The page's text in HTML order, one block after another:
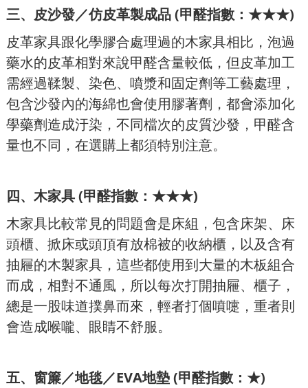
三、 皮沙發／仿皮革製成品 (甲醛指數：★★★)
皮革家具跟化學膠合處理過的木家具相比，泡過
藥水的皮革相對來說甲醛含量較低，但皮革加工
需經過鞣製、染色、噴漿和固定劑等工藝處理，
包含沙發內的海綿也會使用膠著劑，都會添加化
學藥劑造成汙染，不同檔次的皮質沙發，甲醛含
量也不同，在選購上都須特別注意。
四、木家具 (甲醛指數：★★★)
木家具比較常見的問題會是床組，包含床架、床
頭櫃、掀床或頭頂有放棉被的收納櫃，以及含有
抽屜的木製家具，這些都使用到大量的木板組合
而成，相對不通風，所以每次打開抽屜、櫃子，
總是一股味道撲鼻而來，輕者打個噴嚏，重者則
會造成喉嚨、眼睛不舒服。
五、 窗簾／地毯／EVA地墊 (甲醛指數：★)